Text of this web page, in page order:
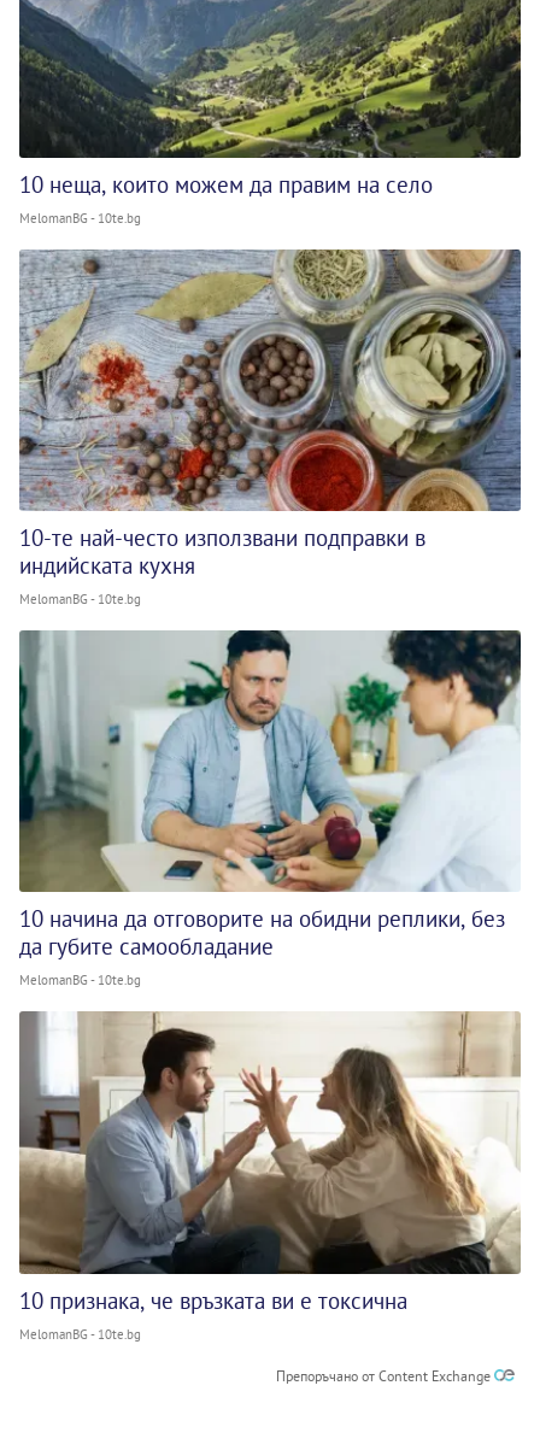
10 неща, които можем да правим на село
MelomanBG - 10te.bg
10-те най-често използвани подправки в
индийската кухня
MelomanBG - 10te.bg
10 начина да отговорите на обидни реплики, без
да губите самообладание
MelomanBG - 10te.bg
10 признака, че връзката ви е токсична
MelomanBG - 10te.bg
Препоръчано от Content Exchange